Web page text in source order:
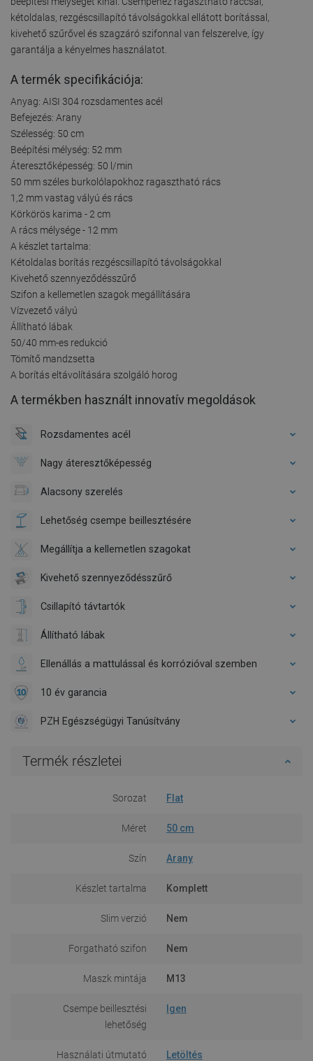
kétoldalas, rezgéscsillapító távolságokkal ellátott borítással,
kivehető szűrővel és szagzáró szifonnal van felszerelve, így
garantálja a kényelmes használatot.
A termék specifikációja:
Anyag: AISI 304 rozsdamentes acél
Befejezés: Arany
Szélesség: 50 cm
Beépítési mélység: 52 mm
Áteresztőképesség: 50 l/min
50 mm széles burkolólapokhoz ragasztható rács
1,2 mm vastag vályú és rács
Körkörös karima - 2 cm
A rács mélysége - 12 mm
A készlet tartalma:
Kétoldalas borítás rezgéscsillapító távolságokkal
Kivehető szennyeződésszűrő
Szifon a kellemetlen szagok megállítására
Vízvezető vályú
Állítható lábak
50/40 mm-es redukció
Tömítő mandzsetta
A borítás eltávolítására szolgáló horog
A termékben használt innovatív megoldások
Rozsdamentes acél
Nagy áteresztőképesség
Alacsony szerelés
Lehetőség csempe beillesztésére
Megállítja a kellemetlen szagokat
Kivehető szennyeződésszűrő
Csillapító távtartók
Állítható lábak
Ellenállás a mattulással és korrózióval szemben
10 év garancia
PZH Egészségügyi Tanúsítvány
Termék részletei
Sorozat Flat
Méret 50 cm
Szín Arany
Készlet tartalma Komplett
Slim verzió Nem
Forgatható szifon Nem
Maszk mintája M13
Csempe beillesztési
lehetőség
Igen
Használati útmutató Letöltés